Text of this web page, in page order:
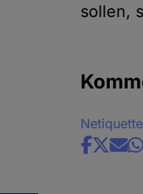
sollen,
Share